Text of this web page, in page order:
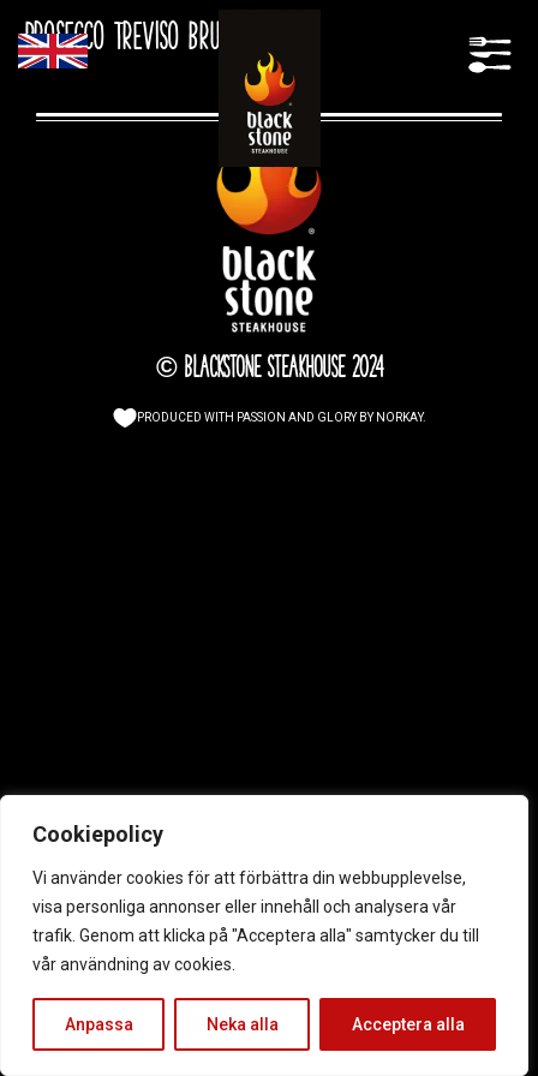
Cookiepolicy
Vi använder cookies för att förbättra din webbupplevelse,
visa personliga annonser eller innehåll och analysera vår
trafik. Genom att klicka på "Acceptera alla" samtycker du till
vår användning av cookies.
Anpassa Neka alla Acceptera alla
Prosecco Treviso Brut DOC
© Blackstone Steakhouse 2024
PRODUCED WITH PASSION AND GLORY BY NORKAY.